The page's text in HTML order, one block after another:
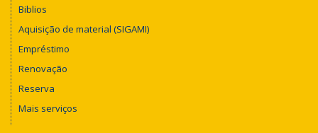
Biblios
Aquisição de material (SIGAMI)
Empréstimo
Renovação
Reserva
Mais serviços